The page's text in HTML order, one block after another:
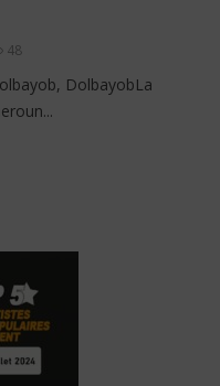
48
DolbayobLa